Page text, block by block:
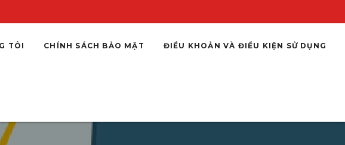
TÔI CHÍNH SÁCH BẢO MẬT ĐIỀU KHOẢN VÀ ĐIỀU KIỆN SỬ DỤNG